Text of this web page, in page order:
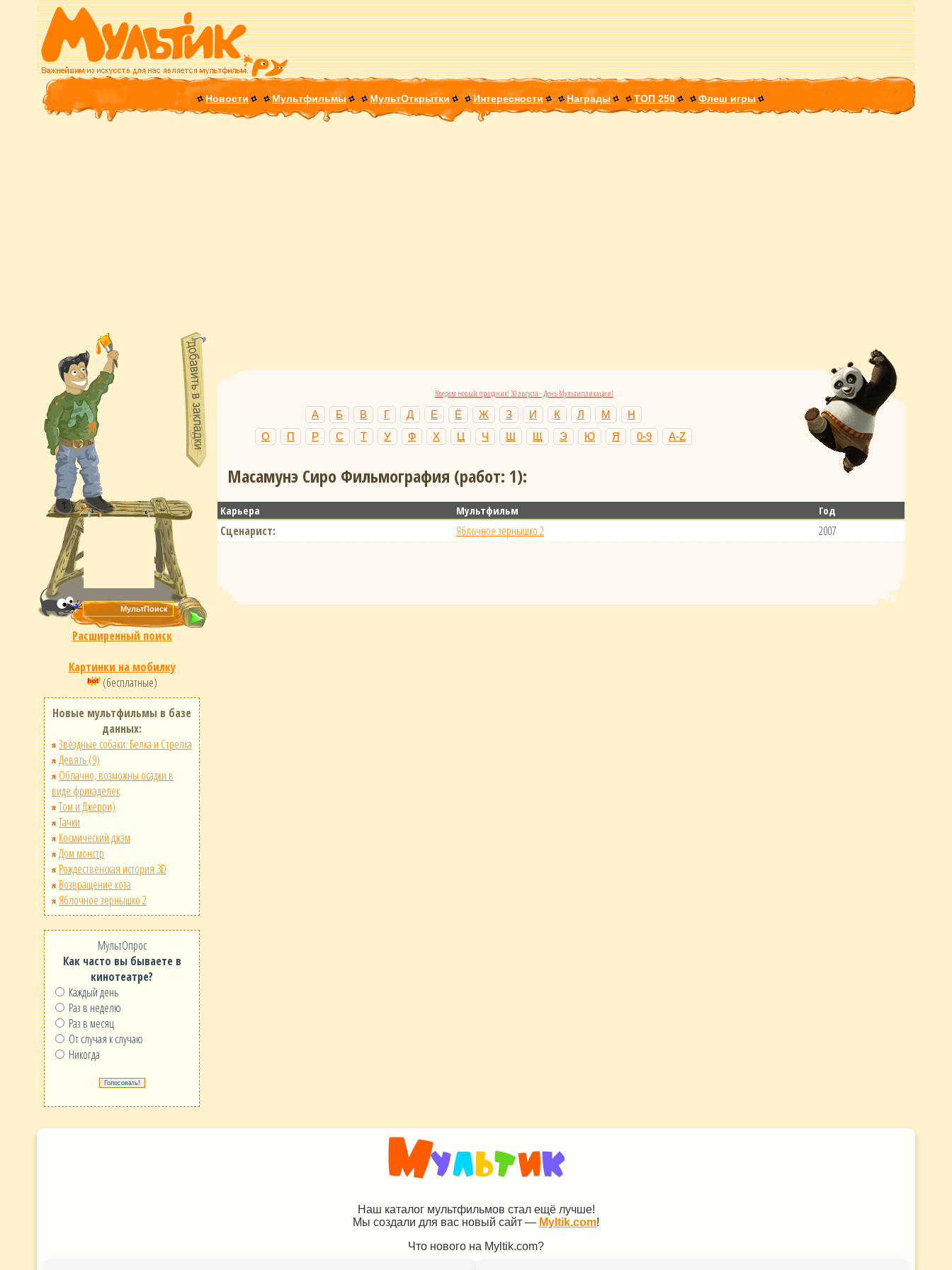
Новости Мультфильмы МультОткрытки Интересности Награды ТОП 250 Флеш игры
Расширенный поиск
Картинки на мобилку
(бесплатные)
Новые мультфильмы в базе
данных:
Звёздные собаки: Белка и Стрелка
Девять (9)
Облачно, возможны осадки в
виде фрикаделек
Том и Джерри)
Тачки
Космический джэм
Дом монстр
Рождественская история 3D
Возвращение кота
Яблочное зернышко 2
МультОпрос
Как часто вы бываете в
кинотеатре?
Каждый день
Раз в неделю
Раз в месяц
От случая к случаю
Никогда
Введем новый праздник! 30 августа - День Мультипликации!
А Б В Г Д Е Ё Ж З И К Л М
Н
О
П Р С Т У Ф Х Ц Ч Ш Щ Э Ю Я 0-9 A-Z
Масамунэ Сиро Фильмография (работ: 1):
Карьера Мультфильм Год
Сценарист: Яблочное зернышко 2 2007
Наш каталог мультфильмов стал ещё лучше!
Мы создали для вас новый сайт — Myltik.com!
Что нового на Myltik.com?